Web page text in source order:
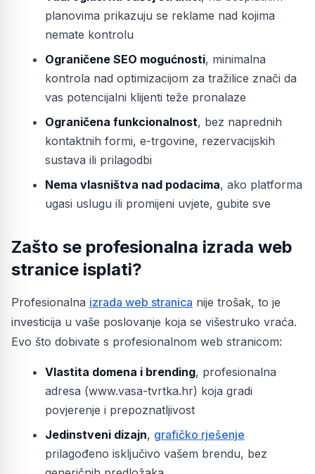
planovima prikazuju se reklame nad kojima
nemate kontrolu
Ograničene SEO mogućnosti, minimalna
kontrola nad optimizacijom za tražilice znači da
vas potencijalni klijenti teže pronalaze
Ograničena funkcionalnost, bez naprednih
kontaktnih formi, e-trgovine, rezervacijskih
sustava ili prilagodbi
Nema vlasništva nad podacima, ako platforma
ugasi uslugu ili promijeni uvjete, gubite sve
Zašto se profesionalna izrada web
stranice isplati?
Profesionalna izrada web stranica nije trošak, to je
investicija u vaše poslovanje koja se višestruko vraća.
Evo što dobivate s profesionalnom web stranicom:
Vlastita domena i brending, profesionalna
adresa (www.vasa-tvrtka.hr) koja gradi
povjerenje i prepoznatljivost
Jedinstveni dizajn, grafičko rješenje
prilagođeno isključivo vašem brendu, bez